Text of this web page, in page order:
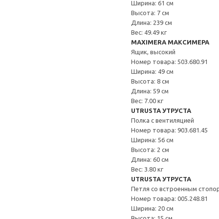
Ширина: 61 см
Высота: 7 см
Длина: 239 см
Вес: 49.49 кг
MAXIMERA МАКСИМЕРА
Ящик, высокий
Номер товара: 503.680.91
Ширина: 49 см
Высота: 8 см
Длина: 59 см
Вес: 7.00 кг
UTRUSTA УТРУСТА
Полка с вентиляцией
Номер товара: 903.681.45
Ширина: 56 см
Высота: 2 см
Длина: 60 см
Вес: 3.80 кг
UTRUSTA УТРУСТА
Петля со встроенным
Номер товара: 005.248.81
Ширина: 20 см